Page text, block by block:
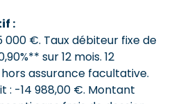
:
000 €. Taux débiteur fixe de
sur 12 mois. 12
hors assurance facultative.
: -14 988,00 €. Montant